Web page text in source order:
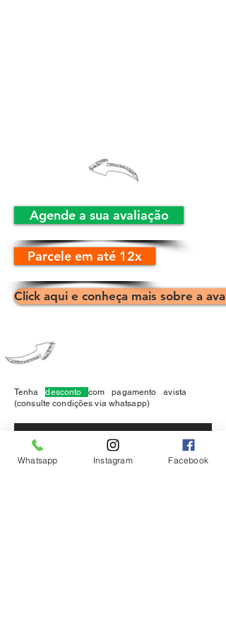
Agende a sua avaliação
Parcele em até 12x
Click aqui e conheça mais sobre a
Tenhadescontocom pagamento avista
(consulte condições via whatsapp)
Davi Pereira
Whatsapp Instagram Facebook